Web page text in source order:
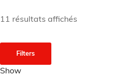
11 résultats affichés
Filters
Show